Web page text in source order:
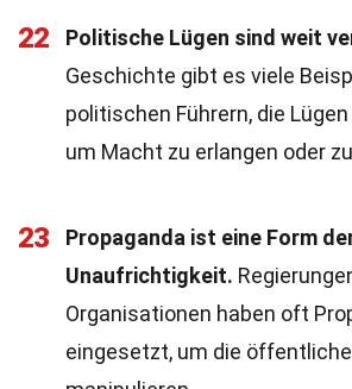
22 Politische Lügen sind weit
Geschichte gibt es viele
politischen Führern, die
um Macht zu erlangen oder
23
Propaganda ist eine Form
Unaufrichtigkeit.
Organisationen haben oft
eingesetzt, um die